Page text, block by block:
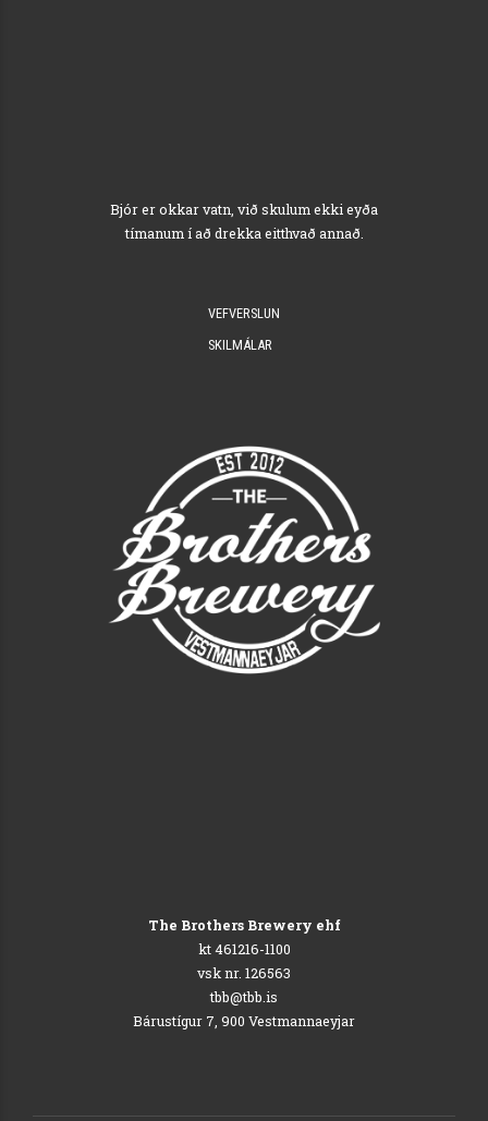
Bjór er okkar vatn, við skulum ekki eyða
tímanum í að drekka eitthvað annað.
VEFVERSLUN
SKILMÁLAR
The Brothers Brewery ehf
kt 461216-1100
vsk nr. 126563
tbb@tbb.is
Bárustígur 7, 900 Vestmannaeyjar